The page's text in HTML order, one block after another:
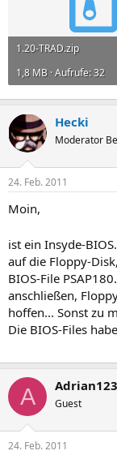
1.20-TRAD.zip
1,8 MB · Aufrufe: 32
Hecki
Moderator
24. Feb. 2011
Moin,
ist ein Insyde-
auf die Floppy-
BIOS-File
anschließen,
hoffen... Sonst zu
Die BIOS-Files
A Adrian123
Guest
24. Feb. 2011